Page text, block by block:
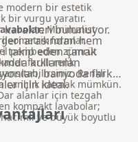
modern bir estetik
bir vurgu yaratır.
Minimalist
formlar.
pembeden zümrüt
farklı renk
yansıtabilirsiniz.Renkli
katmak mümkün.
alanlar için tezgah
kompakt lavabolar;
ve büyük boyutlu
karakteri bulunuyor.
arasından hem
takip eden çanak
kullanılan
banyoda farklı
için ideal.